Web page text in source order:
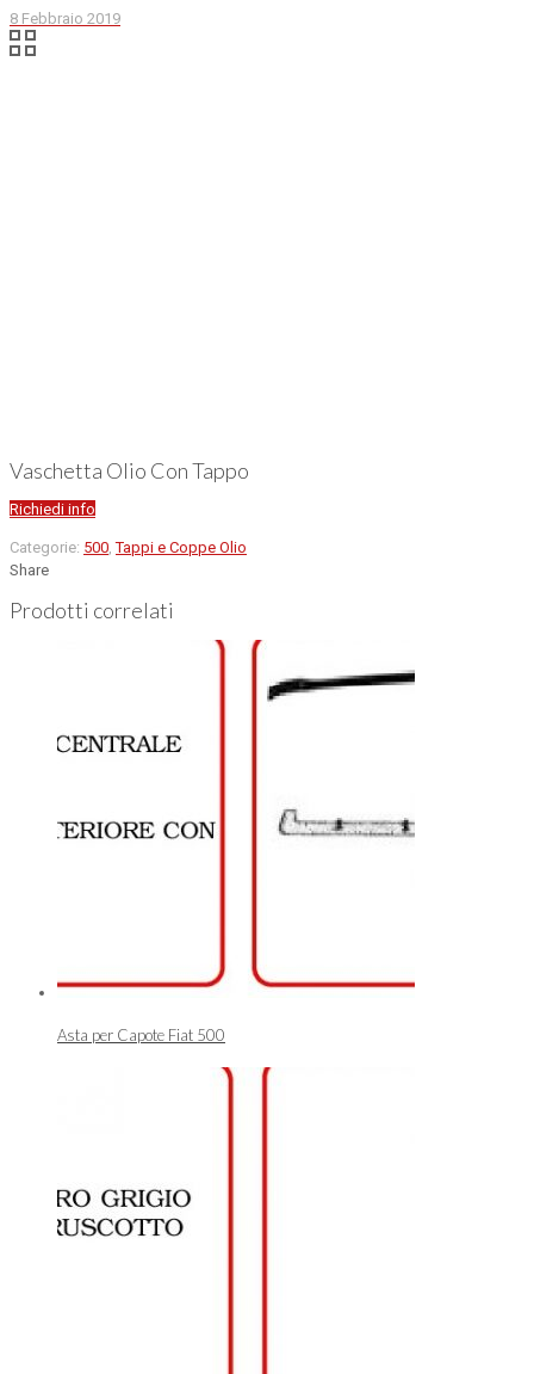
8 Febbraio 2019
Vaschetta Olio Con Tappo
Richiedi info
Categorie: 500 ,Tappi e Coppe Olio
Share
Prodotti correlati
Asta per Capote Fiat 500